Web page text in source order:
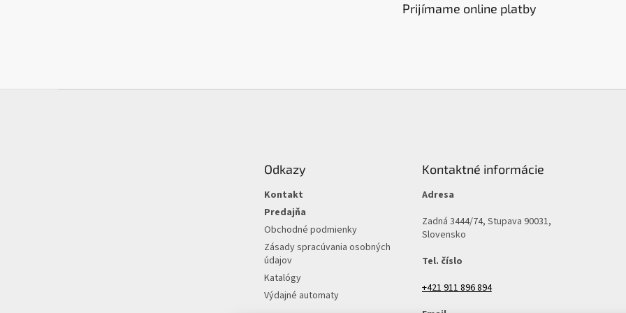
Prijímame online platby
Odkazy
Kontakt
Predajňa
Obchodné podmienky
Zásady spracúvania osobných
údajov
Katalógy
Výdajné automaty
Kontaktné informácie
Adresa
Zadná 3444/74, Stupava 90031,
Slovensko
Tel. číslo
+421 911 896 894